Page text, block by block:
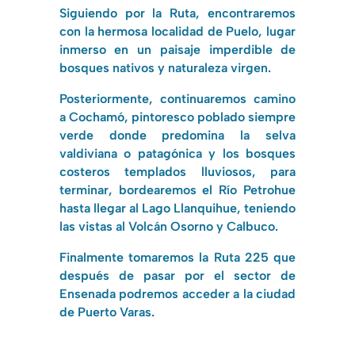
Siguiendo por la Ruta, encontraremos
con la hermosa localidad de Puelo, lugar
inmerso en un paisaje imperdible de
bosques nativos y naturaleza virgen.
Posteriormente, continuaremos camino
a Cochamó, pintoresco poblado siempre
verde donde predomina la selva
valdiviana o patagónica y los bosques
costeros templados lluviosos, para
terminar, bordearemos el Río Petrohue
hasta llegar al Lago Llanquihue, teniendo
las vistas al Volcán Osorno y Calbuco.
Finalmente tomaremos la Ruta 225 que
después de pasar por el sector de
Ensenada podremos acceder a la ciudad
de Puerto Varas.